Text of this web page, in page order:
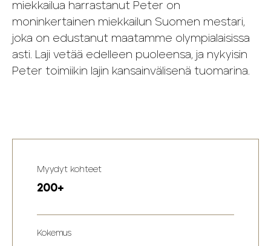
miekkailua harrastanut Peter on
moninkertainen miekkailun Suomen mestari,
joka on edustanut maatamme olympialaisissa
asti. Laji vetää edelleen puoleensa, ja nykyisin
Peter toimiikin lajin kansainvälisenä tuomarina.
Myydyt kohteet
200+
Kokemus